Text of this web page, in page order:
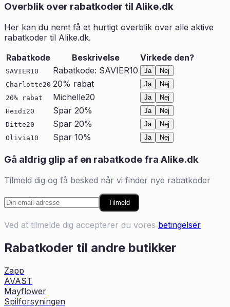
Overblik over rabatkoder til Alike.dk
Her kan du nemt få et hurtigt overblik over alle aktive
rabatkoder til Alike.dk.
Rabatkode
Beskrivelse Virkede den?
SAVIER10 Rabatkode: SAVIER10 Ja
Nej
Charlotte20 20% rabat Ja
Nej
20% rabat
Michelle20 Ja
Nej
Heidi20
Spar 20% Ja
Nej
Ditte20
Spar 20% Ja
Nej
Olivia10
Spar 10% Ja Nej
Gå aldrig glip af en rabatkode fra Alike.dk
Tilmeld dig og få besked når vi finder nye rabatkoder
Tilmeld
Ved at tilmelde dig accepterer du vores betingelser
Rabatkoder til andre butikker
Zapp
AVAST
Mayflower
Spilforsyningen